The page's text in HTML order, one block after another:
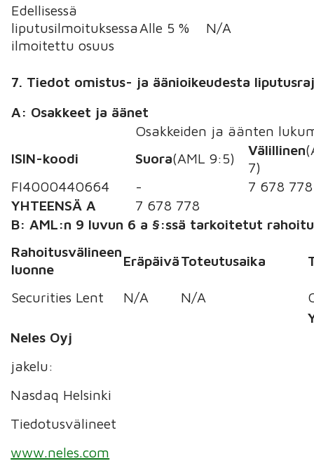
Edellisessä
liputusilmoituksessa
ilmoitettu osuus
Alle 5 % N/A
7. Tiedot omistus- ja äänioikeudesta
A: Osakkeet ja äänet
Osakkeiden ja äänten
ISIN-koodi
Suora(AML 9:5)
Välillinen
7)
FI4000440664
-
7 678 778
YHTEENSÄ A
7 678 778
B: AML:n 9 luvun 6 a §:ssä tarkoitetut
Rahoitusvälineen
luonne
EräpäiväToteutusaika
Securities Lent N/A N/A
Neles Oyj
jakelu:
Nasdaq Helsinki
Tiedotusvälineet
www.neles.com